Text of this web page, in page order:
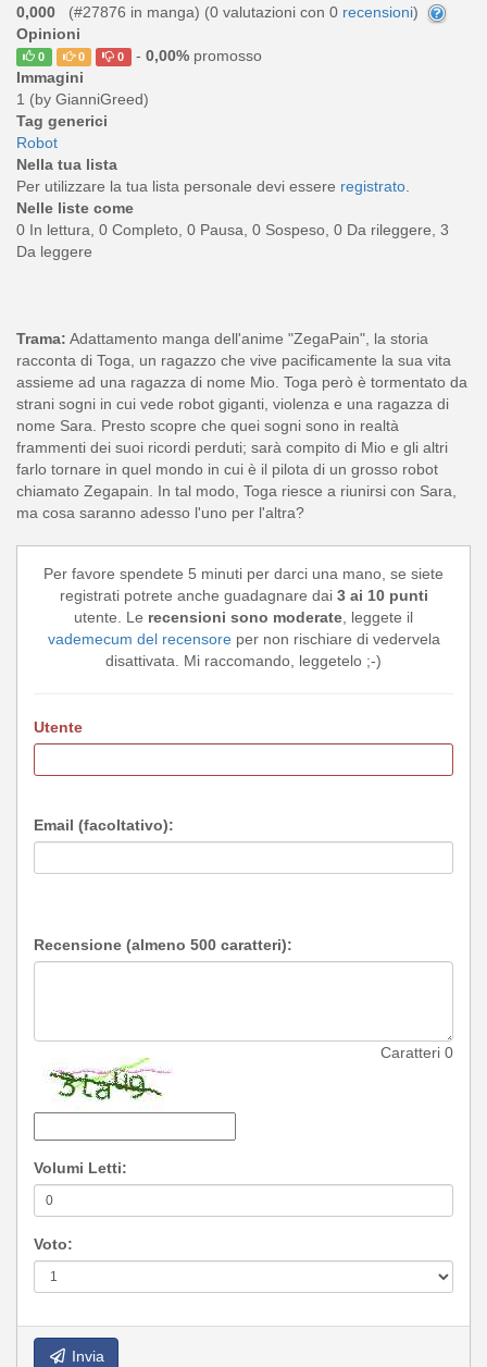
0,000
(#27876 in manga) (0 valutazioni con 0 recensioni)
Opinioni
0 0 0 - 0,00%promosso
Immagini
1 (by GianniGreed)
Tag generici
Robot
Nella tua lista
Per utilizzare la tua lista personale devi essere registrato.
Nelle liste come
0 In lettura, 0 Completo, 0 Pausa, 0 Sospeso, 0 Da rileggere, 3
Da leggere
Trama: Adattamento manga dell'anime "ZegaPain", la storia
racconta di Toga, un ragazzo che vive pacificamente la sua vita
assieme ad una ragazza di nome Mio. Toga però è tormentato da
strani sogni in cui vede robot giganti, violenza e una ragazza di
nome Sara. Presto scopre che quei sogni sono in realtà
frammenti dei suoi ricordi perduti; sarà compito di Mio e gli altri
farlo tornare in quel mondo in cui è il pilota di un grosso robot
chiamato Zegapain. In tal modo, Toga riesce a riunirsi con Sara,
ma cosa saranno adesso l'uno per l'altra?
Per favore spendete 5 minuti per darci una mano, se siete
registrati potrete anche guadagnare dai 3 ai 10 punti
utente. Le recensioni sono moderate, leggete il
vademecum del recensoreper non rischiare di vedervela
disattivata. Mi raccomando, leggetelo ;-)
Utente
Email (facoltativo):
Recensione (almeno 500 caratteri):
Caratteri 0
Volumi Letti:
Voto:
Invia